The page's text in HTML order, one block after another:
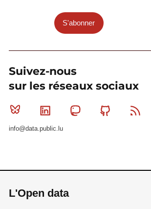
S'abonner
Suivez-nous
sur les réseaux sociaux
Bluesky Linkedin MastodonGithub
info@data.public.lu
L'Open data